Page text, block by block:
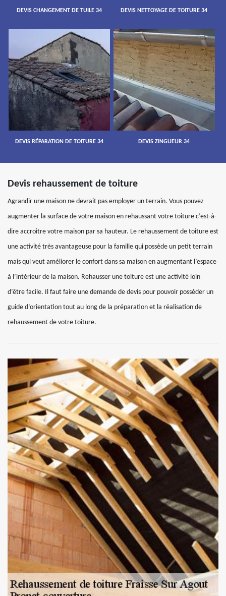
DEVIS CHANGEMENT DE TUILE 34 DEVIS NETTOYAGE DE TOITURE 34
DEVIS RÉPARATION DE TOITURE 34 DEVIS ZINGUEUR 34
Devis rehaussement de toiture
Agrandir une maison ne devrait pas employer un terrain. Vous pouvez
augmenter la surface de votre maison en rehaussant votre toiture c’est-à-
dire accroitre votre maison par sa hauteur. Le rehaussement de toiture est
une activité très avantageuse pour la famille qui possède un petit terrain
mais qui veut améliorer le confort dans sa maison en augmentant l’espace
à l’intérieur de la maison. Rehausser une toiture est une activité loin
d’être facile. Il faut faire une demande de devis pour pouvoir posséder un
guide d’orientation tout au long de la préparation et la réalisation de
rehaussement de votre toiture.